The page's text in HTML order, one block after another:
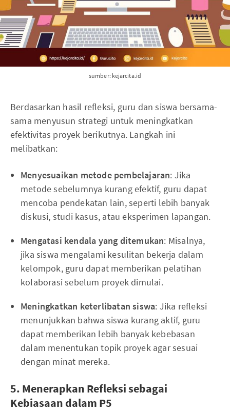
sumber: kejarcita.id
Berdasarkan hasil refleksi, guru dan siswa bersama-
sama menyusun strategi untuk meningkatkan
efektivitas proyek berikutnya. Langkah ini
melibatkan:
Menyesuaikan metode pembelajaran: Jika
metode sebelumnya kurang efektif, guru dapat
mencoba pendekatan lain, seperti lebih banyak
diskusi, studi kasus, atau eksperimen lapangan.
Mengatasi kendala yang ditemukan: Misalnya,
jika siswa mengalami kesulitan bekerja dalam
kelompok, guru dapat memberikan pelatihan
kolaborasi sebelum proyek dimulai.
Meningkatkan keterlibatan siswa: Jika refleksi
menunjukkan bahwa siswa kurang aktif, guru
dapat memberikan lebih banyak kebebasan
dalam menentukan topik proyek agar sesuai
dengan minat mereka.
5. Menerapkan Refleksi sebagai
Kebiasaan dalam P5